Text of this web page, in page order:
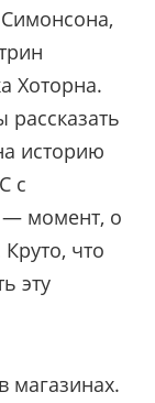
Хоторна.
рассказать
историю
с
момент, о
что
эту
магазинах.